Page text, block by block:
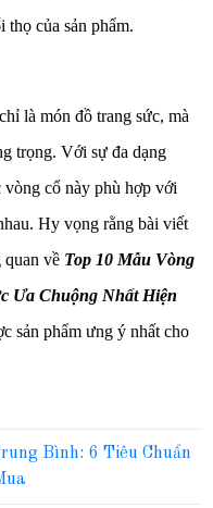
thọ của sản phẩm.
là món đồ trang sức, mà
trọng. Với sự đa dạng
vòng cổ này phù hợp với
Hy vọng rằng bài viết
quan về Top 10 Mẫu Vòng
Ưa Chuộng Nhất Hiện
sản phẩm ưng ý nhất cho
Bình: 6 Tiêu Chuẩn